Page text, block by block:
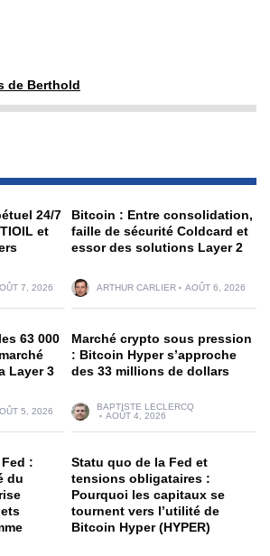
de Berthold
24/7
et
7, 2026
Bitcoin : Entre consolidation,
faille de sécurité Coldcard et
essor des solutions Layer 2
ARTHUR CARLIER AOÛT 6, 2026
63 000
Layer 3
5, 2026
Marché crypto sous pression
: Bitcoin Hyper s’approche
des 33 millions de dollars
BAPTISTE LECLERCQ
AOÛT 4, 2026
:
du
Statu quo de la Fed et
tensions obligataires :
Pourquoi les capitaux se
tournent vers l’utilité de
Bitcoin Hyper (HYPER)